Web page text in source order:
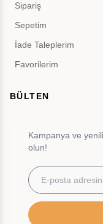
Sipariş
Sepetim
İade Taleplerim
Favorilerim
BÜLTEN
Kampanya ve
olun!